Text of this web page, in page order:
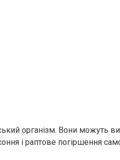
організм. Вони можуть
і раптове погіршення